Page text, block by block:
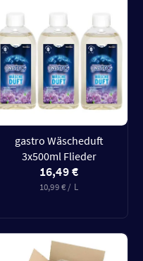
gastro Wäscheduft
3x500ml Flieder
16,49 €
10,99 € / L